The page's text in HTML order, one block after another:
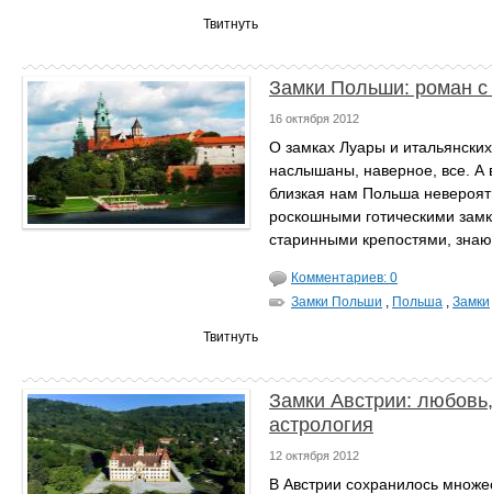
Твитнуть
Замки Польши: роман с
16 октября 2012
О замках Луары и
наслышаны, наверное, все. А
близкая нам Польша
роскошными готическими
старинными крепостями,
Комментариев: 0
Замки Польши , Польша , Замки
Твитнуть
Замки Австрии:
астрология
12 октября 2012
В Австрии сохранилось